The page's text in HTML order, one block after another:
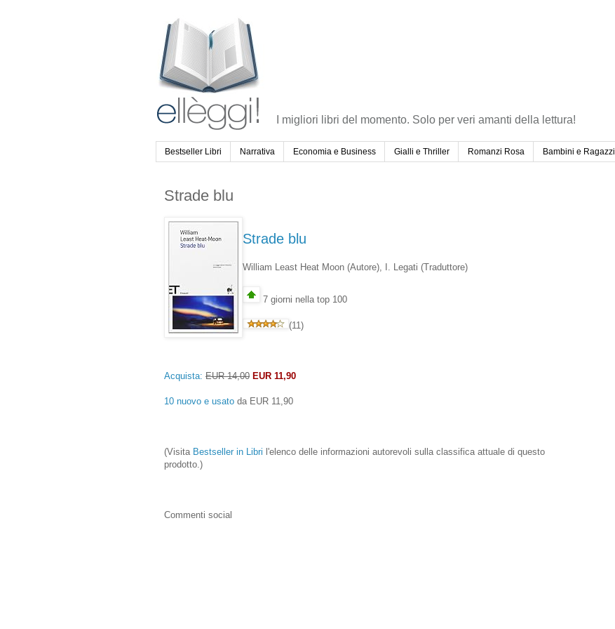
I migliori libri del momento. Solo per veri amanti della lettura!
Bestseller Libri Narrativa Economia e Business Gialli e Thriller Romanzi Rosa Bambini e Ragazzi
Strade blu
Strade blu
William Least Heat Moon (Autore) , I. Legati (Traduttore)
7 giorni nella top 100
(11)
Acquista: EUR 14,00 EUR 11,90
10 nuovo e usato da EUR 11,90
(Visita Bestseller in Libri l'elenco delle informazioni autorevoli sulla classifica attuale di questo
prodotto.)
Commenti social